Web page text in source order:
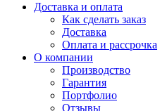
Доставка и оплата
Как сделать заказ
Доставка
Оплата и рассрочка
О компании
Производство
Гарантия
Портфолио
Отзывы